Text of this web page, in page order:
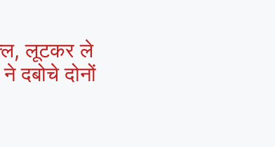
लूटकर ले
दबोचे दोनों